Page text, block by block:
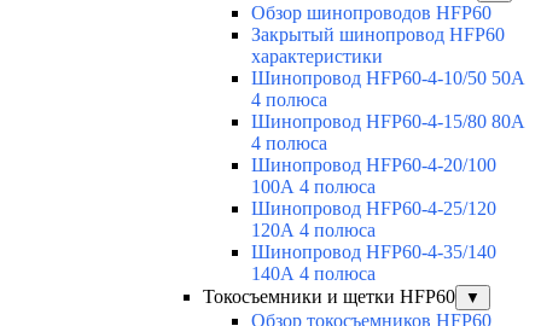
Обзор шинопроводов HFP60
Закрытый шинопровод HFP60
характеристики
Шинопровод HFP60-4-10/50 50А
4 полюса
Шинопровод HFP60-4-15/80 80А
4 полюса
Шинопровод HFP60-4-20/100
100А 4 полюса
Шинопровод HFP60-4-25/120
120А 4 полюса
Шинопровод HFP60-4-35/140
140А 4 полюса
Токосъемники и щетки HFP60
▼
Обзор токосъемников HFP60